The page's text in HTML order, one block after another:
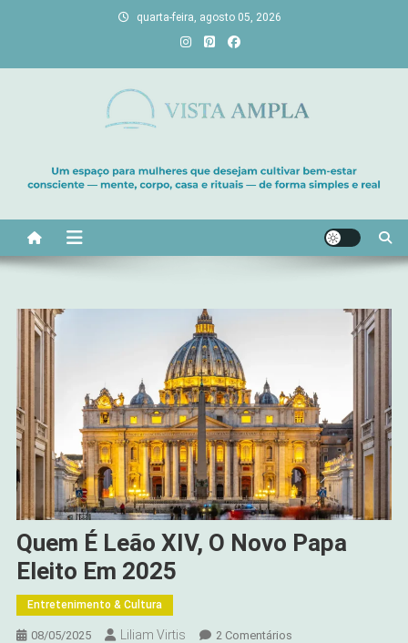
quarta-feira, agosto 05, 2026
bem-estar e encontre seu propósito. Inspiração diária para uma
vida com mais luz e significado!
Quem É Leão XIV, O Novo Papa
Eleito Em 2025
Entretenimento & Cultura
08/05/2025 Liliam Virtis 2 ComentáriosEm